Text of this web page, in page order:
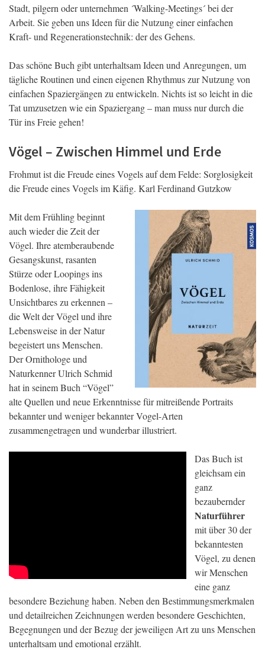
Stadt, pilgern oder unternehmen ´Walking-Meetings´ bei der
Arbeit. Sie geben uns Ideen für die Nutzung einer einfachen
Kraft- und Regenerationstechnik: der des Gehens.
Das schöne Buch gibt unterhaltsam Ideen und Anregungen, um
tägliche Routinen und einen eigenen Rhythmus zur Nutzung von
einfachen Spaziergängen zu entwickeln. Nichts ist so leicht in die
Tat umzusetzen wie ein Spaziergang – man muss nur durch die
Tür ins Freie gehen!
Vögel – Zwischen Himmel und Erde
Frohmut ist die Freude eines Vogels auf dem Felde: Sorglosigkeit
die Freude eines Vogels im Käfig. Karl Ferdinand Gutzkow
Mit dem Frühling beginnt
auch wieder die Zeit der
Vögel. Ihre atemberaubende
Gesangskunst, rasanten
Stürze oder Loopings ins
Bodenlose, ihre Fähigkeit
Unsichtbares zu erkennen –
die Welt der Vögel und ihre
Lebensweise in der Natur
begeistert uns Menschen.
Der Ornithologe und
Naturkenner Ulrich Schmid
hat in seinem Buch “Vögel”
alte Quellen und neue Erkenntnisse für mitreißende Portraits
bekannter und weniger bekannter Vogel-Arten
zusammengetragen und wunderbar illustriert.
Das Buch ist
gleichsam ein
ganz
bezaubernder
Naturführer
mit über 30 der
bekanntesten
Vögel, zu denen
wir Menschen
eine ganz
besondere Beziehung haben. Neben den Bestimmungsmerkmalen
und detailreichen Zeichnungen werden besondere Geschichten,
Begegnungen und der Bezug der jeweiligen Art zu uns Menschen
unterhaltsam und emotional erzählt.